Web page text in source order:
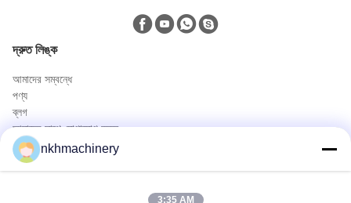
দ্রুত লিঙ্ক
আমাদের সম্বন্ধে
পণ্য
ব্লগ
আমাদের সাথে যোগাযোগ করুন
পণ্য
ছাদ প্যানেল রোল বিরচন মেশিন
nkhmachinery
3:35 AM